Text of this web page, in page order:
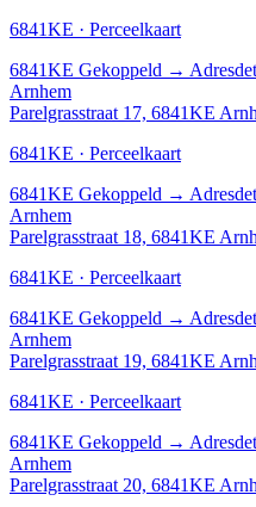
6841KE · Perceelkaart
6841KE Gekoppeld →
Arnhem
Parelgrasstraat 17, 6841KE
6841KE · Perceelkaart
6841KE Gekoppeld →
Arnhem
Parelgrasstraat 18, 6841KE
6841KE · Perceelkaart
6841KE Gekoppeld →
Arnhem
Parelgrasstraat 19, 6841KE
6841KE · Perceelkaart
6841KE Gekoppeld →
Arnhem
Parelgrasstraat 20, 6841KE